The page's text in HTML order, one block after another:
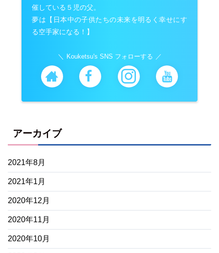
催している５児の父。
夢は【日本中の子供たちの未来を明るく幸せにす
る空手家になる！】
Kouketsu's SNS フォローする
アーカイブ
2021年8月
2021年1月
2020年12月
2020年11月
2020年10月